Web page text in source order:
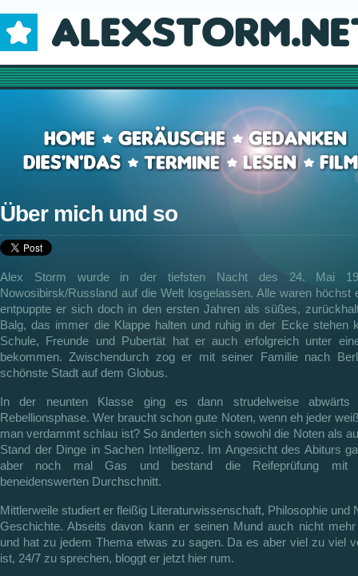
Über mich und so
Alex Storm wurde in der tiefsten Nacht des 24. Mai
Nowosibirsk/Russland auf die Welt losgelassen. Alle waren höchst
entpuppte er sich doch in den ersten Jahren als süßes,
Balg, das immer die Klappe halten und ruhig in der Ecke stehen
Schule, Freunde und Pubertät hat er auch erfolgreich unter
bekommen. Zwischendurch zog er mit seiner Familie nach
schönste Stadt auf dem Globus.
In der neunten Klasse ging es dann strudelweise
Rebellionsphase. Wer braucht schon gute Noten, wenn eh jeder
man verdammt schlau ist? So änderten sich sowohl die Noten als
Stand der Dinge in Sachen Intelligenz. Im Angesicht des Abiturs
aber noch mal Gas und bestand die Reifeprüfung mit
beneidenswerten Durchschnitt.
Mittlerweile studiert er fleißig Literaturwissenschaft, Philosophie und
Geschichte. Abseits davon kann er seinen Mund auch nicht mehr
und hat zu jedem Thema etwas zu sagen. Da es aber viel zu viel
ist, 24/7 zu sprechen, bloggt er jetzt hier rum.